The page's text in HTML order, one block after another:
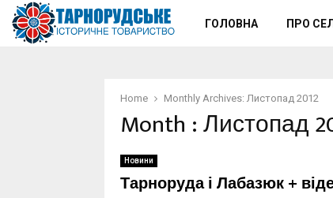
ГОЛОВНА ПРО
Home Monthly Archives: Листопад 2012
Month : Листопад
Новини
Тарноруда і Лабазюк +